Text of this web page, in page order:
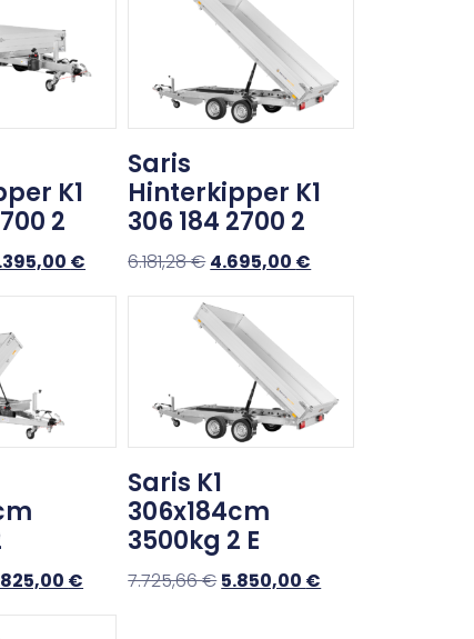
K1
2
€
Saris
Hinterkipper K1
306 184 2700 2
6.181,28€ 4.695,00 €
€
Saris K1
306x184cm
3500kg 2 E
7.725,66€ 5.850,00 €